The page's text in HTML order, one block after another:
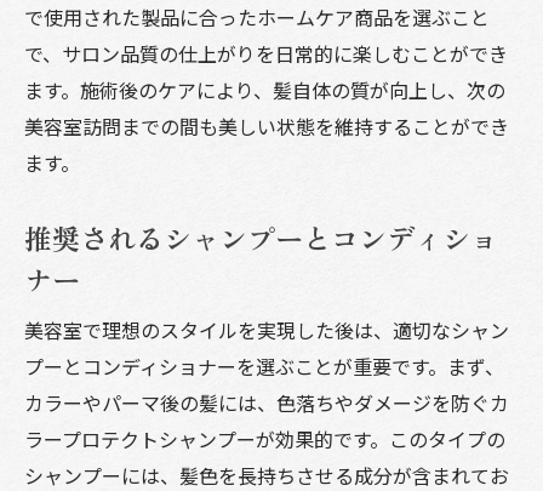
で使用された製品に合ったホームケア商品を選ぶこと
で、サロン品質の仕上がりを日常的に楽しむことができ
ます。施術後のケアにより、髪自体の質が向上し、次の
美容室訪問までの間も美しい状態を維持することができ
ます。
推奨されるシャンプーとコンディショ
ナー
美容室で理想のスタイルを実現した後は、適切なシャン
プーとコンディショナーを選ぶことが重要です。まず、
カラーやパーマ後の髪には、色落ちやダメージを防ぐカ
ラープロテクトシャンプーが効果的です。このタイプの
シャンプーには、髪色を長持ちさせる成分が含まれてお